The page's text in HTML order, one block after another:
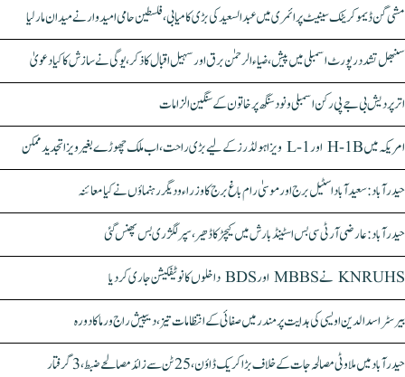
مشی گن ڈیموکریٹک سینیٹ پرائمری میں عبدالسعید کی بڑی کامیابی، فلسطین حامی امیدوار نے میدان مار لیا
سنبھل تشدد رپورٹ اسمبلی میں پیش، ضیاء الرحمٰن برق اور سہیل اقبال کا ذکر، یوگی نے سازش کا کیا دعویٰ
اتر پردیش بی جے پی رکن اسمبلی ونود سنگھ پر خاتون کے سنگین الزامات
امریکہ میں H-1B اور L-1 ویزا ہولڈرز کے لیے بڑی راحت، اب ملک چھوڑے بغیر ویزا تجدید ممکن
حیدرآباد: سعیدآباد اسٹیل برج اور موسیٰ رام باغ برج کا وزراء و دیگر رہنماؤں نے کیا معائنہ
حیدرآباد: عارضی آر ٹی سی بس اسٹینڈ بارش میں کیچڑ کا ڈھیر، سپر لگژری بس پھنس گئی
KNRUHS نے MBBS اور BDS داخلوں کا نوٹیفکیشن جاری کر دیا
بیرسٹر اسدالدین اویسی کی ہدایت پر مندر میں صفائی کے انتظامات تیز، دیپیش راج ورما کا دورہ
حیدرآباد میں ملاوٹی مصالحہ جات کے خلاف بڑا کریک ڈاؤن، 25 ٹن سے زائد مصالحے ضبط، 3 گرفتار